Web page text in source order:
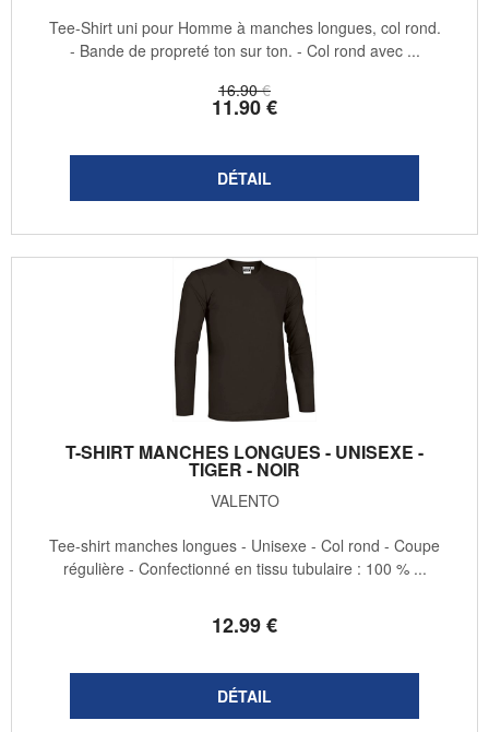
16.90 €
11.90€
Tee-Shirt uni pour Homme à manches longues, col rond.
- Bande de propreté ton sur ton. - Col rond avec ...
T-SHIRT MANCHES LONGUES - UNISEXE -
TIGER - NOIR
VALENTO
12.99€
Tee-shirt manches longues - Unisexe - Col rond - Coupe
régulière - Confectionné en tissu tubulaire : 100 % ...